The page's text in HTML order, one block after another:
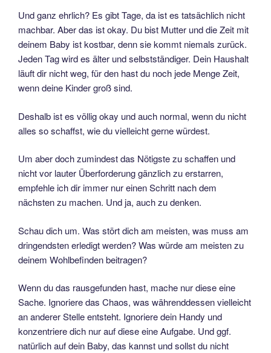
Und ganz ehrlich? Es gibt Tage, da ist es tatsächlich nicht
machbar. Aber das ist okay. Du bist Mutter und die Zeit mit
deinem Baby ist kostbar, denn sie kommt niemals zurück.
Jeden Tag wird es älter und selbstständiger. Dein Haushalt
läuft dir nicht weg, für den hast du noch jede Menge Zeit,
wenn deine Kinder groß sind.
Deshalb ist es völlig okay und auch normal, wenn du nicht
alles so schaffst, wie du vielleicht gerne würdest.
Um aber doch zumindest das Nötigste zu schaffen und
nicht vor lauter Überforderung gänzlich zu erstarren,
empfehle ich dir immer nur einen Schritt nach dem
nächsten zu machen. Und ja, auch zu denken.
Schau dich um. Was stört dich am meisten, was muss am
dringendsten erledigt werden? Was würde am meisten zu
deinem Wohlbefinden beitragen?
Wenn du das rausgefunden hast, mache nur diese eine
Sache. Ignoriere das Chaos, was währenddessen vielleicht
an anderer Stelle entsteht. Ignoriere dein Handy und
konzentriere dich nur auf diese eine Aufgabe. Und ggf.
natürlich auf dein Baby, das kannst und sollst du nicht